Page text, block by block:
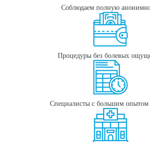
Соблюдаем полную
Процедуры без болевых
Специалисты с большим опытом